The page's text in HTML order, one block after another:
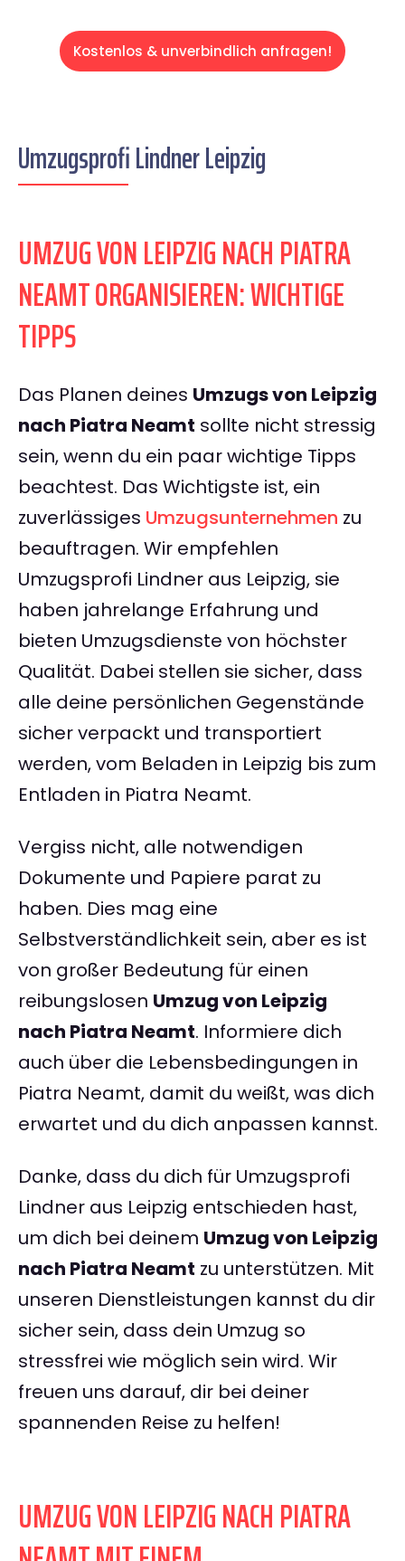
Kostenlos & unverbindlich anfragen!
Umzugsprofi Lindner Leipzig
UMZUG VON LEIPZIG NACH PIATRA
NEAMT ORGANISIEREN: WICHTIGE
TIPPS
Das Planen deines Umzugs von Leipzig
nach Piatra Neamt sollte nicht stressig
sein, wenn du ein paar wichtige Tipps
beachtest. Das Wichtigste ist, ein
zuverlässiges Umzugsunternehmen zu
beauftragen. Wir empfehlen
Umzugsprofi Lindner aus Leipzig, sie
haben jahrelange Erfahrung und
bieten Umzugsdienste von höchster
Qualität. Dabei stellen sie sicher, dass
alle deine persönlichen Gegenstände
sicher verpackt und transportiert
werden, vom Beladen in Leipzig bis zum
Entladen in Piatra Neamt.
Vergiss nicht, alle notwendigen
Dokumente und Papiere parat zu
haben. Dies mag eine
Selbstverständlichkeit sein, aber es ist
von großer Bedeutung für einen
reibungslosen Umzug von Leipzig
nach Piatra Neamt. Informiere dich
auch über die Lebensbedingungen in
Piatra Neamt, damit du weißt, was dich
erwartet und du dich anpassen kannst.
Danke, dass du dich für Umzugsprofi
Lindner aus Leipzig entschieden hast,
um dich bei deinem Umzug von Leipzig
nach Piatra Neamt zu unterstützen. Mit
unseren Dienstleistungen kannst du dir
sicher sein, dass dein Umzug so
stressfrei wie möglich sein wird. Wir
freuen uns darauf, dir bei deiner
spannenden Reise zu helfen!
UMZUG VON LEIPZIG NACH PIATRA